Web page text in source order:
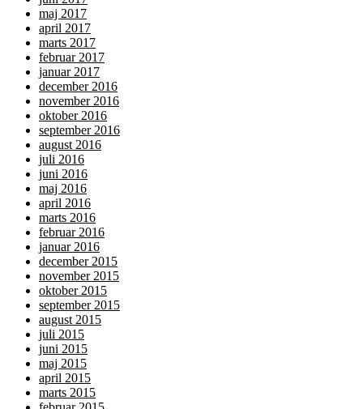
maj 2017
april 2017
marts 2017
februar 2017
januar 2017
december 2016
november 2016
oktober 2016
september 2016
august 2016
juli 2016
juni 2016
maj 2016
april 2016
marts 2016
februar 2016
januar 2016
december 2015
november 2015
oktober 2015
september 2015
august 2015
juli 2015
juni 2015
maj 2015
april 2015
marts 2015